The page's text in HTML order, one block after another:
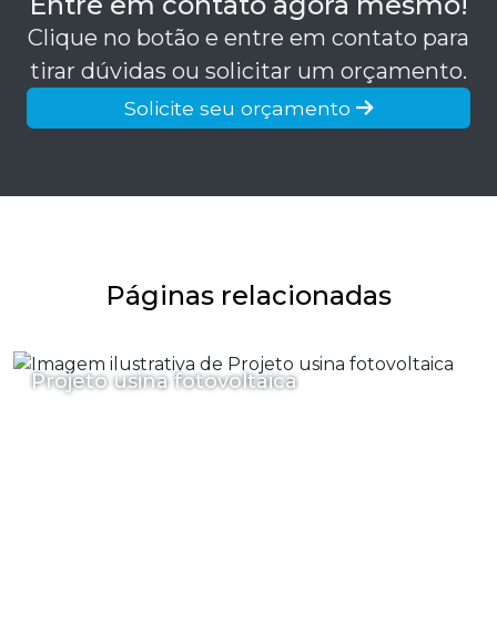
Clique no botão e entre em contato para
tirar dúvidas ou solicitar um orçamento.
Solicite seu orçamento
Páginas relacionadas
Projeto usina fotovoltaica